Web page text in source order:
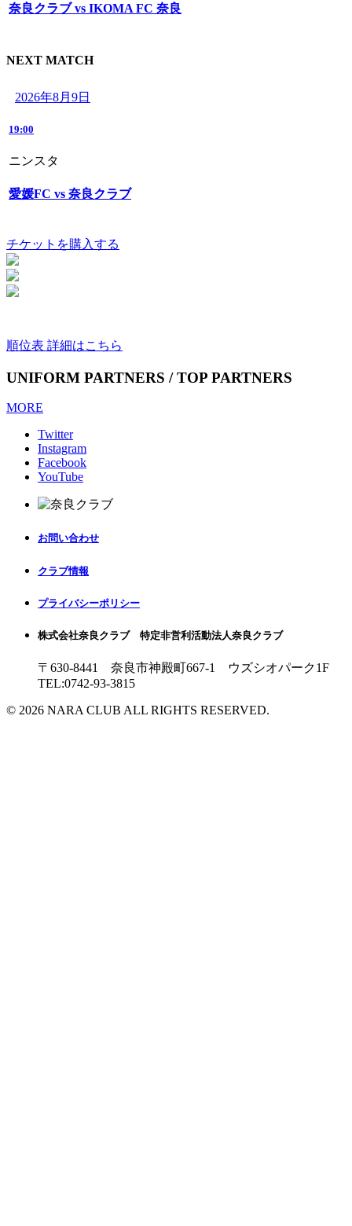
奈良クラブ vs IKOMA FC 奈良
NEXT MATCH
2026年8月9日
19:00
ニンスタ
愛媛FC vs 奈良クラブ
チケットを購入する
順位表 詳細はこちら
UNIFORM PARTNERS / TOP PARTNERS
MORE
Twitter
Instagram
Facebook
YouTube
お問い合わせ
クラブ情報
プライバシーポリシー
株式会社奈良クラブ 特定非営利活動法人奈良クラブ
〒630-8441 奈良市神殿町667-1
ウズシオパーク1F
TEL:0742-93-3815
© 2026 NARA CLUB ALL RIGHTS RESERVED.